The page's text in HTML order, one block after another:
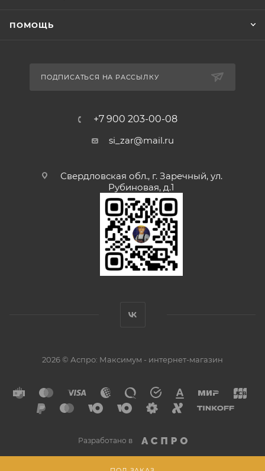
ПОМОЩЬ
ПОДПИСАТЬСЯ НА РАССЫЛКУ
+7 900 203-00-08
si_zar@mail.ru
Свердловская обл., г. Заречный, ул.
Рубиновая, д.1
2026 © Аспро: Максимум - интернет-магазин
Разработано в